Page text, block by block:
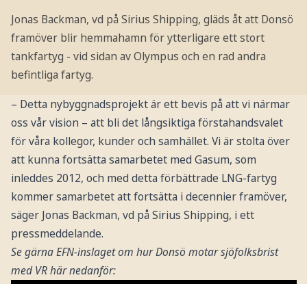
Jonas Backman, vd på Sirius Shipping, gläds åt att Donsö
framöver blir hemmahamn för ytterligare ett stort
tankfartyg - vid sidan av Olympus och en rad andra
befintliga fartyg.
– Detta nybyggnadsprojekt är ett bevis på att vi närmar
oss vår vision – att bli det långsiktiga förstahandsvalet
för våra kollegor, kunder och samhället. Vi är stolta över
att kunna fortsätta samarbetet med Gasum, som
inleddes 2012, och med detta förbättrade LNG-fartyg
kommer samarbetet att fortsätta i decennier framöver,
säger Jonas Backman, vd på Sirius Shipping, i ett
pressmeddelande.
Se gärna EFN-inslaget om hur Donsö motar sjöfolksbrist
med VR här nedanför: